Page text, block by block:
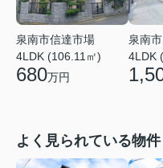
泉南市信達市場
4LDK (106.11㎡)
680万円
泉南
4LDK
よく見られている物件